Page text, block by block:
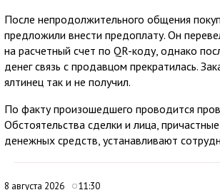
После непродолжительного общения
предложили внести предоплату. Он
на расчетный счет по QR-коду, однако
денег связь с продавцом прекратилась.
ялтинец так и не получил.
По факту произошедшего проводится
Обстоятельства сделки и лица,
денежных средств, устанавливают
8 августа 2026 11:30